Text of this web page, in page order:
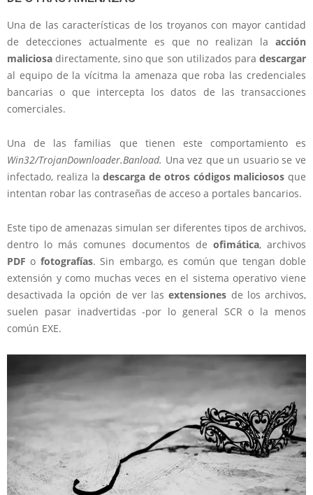
Una de las características de los troyanos con mayor cantidad
de detecciones actualmente es que no realizan la acción
maliciosa directamente, sino que son utilizados para descargar
al equipo de la vícitma la amenaza que roba las credenciales
bancarias o que intercepta los datos de las transacciones
comerciales.
Una de las familias que tienen este comportamiento es
Win32/TrojanDownloader.Banload. Una vez que un usuario se ve
infectado, realiza ladescarga de otros códigos maliciosos que
intentan robar las contraseñas de acceso a portales bancarios.
Este tipo de amenazas simulan ser diferentes tipos de archivos,
dentro lo más comunes documentos de ofimática, archivos
PDF o fotografías. Sin embargo, es común que tengan doble
extensión y como muchas veces en el sistema operativo viene
desactivada la opción de ver lasextensiones de los archivos,
suelen pasar inadvertidas -por lo general SCR o la menos
común EXE.